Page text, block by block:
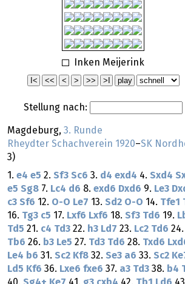
Inken Meijerink
Stellung nach:
Magdeburg, 3. Runde
Rheydter Schachverein 1920–SK
3)
1. e4 e5 2. Sf3 Sc6 3. d4 exd4 4. Sxd4
e5 Sg8 7. Lc4 d6 8. exd6 Dxd6 9. Le3
c3 Sf6 12. O-O Le7 13. Sd2 O-O 14. Tfe1
16. Tg3 c5 17. Lxf6 Lxf6 18. Sf3 Td6 19.
Td5 21. c4 Td3 22. h3 Ld7 23. Lc2 Td6 24.
Tb6 26. b3 Le5 27. Td3 Td6 28. Txd6
Le4 b6 31. Sc2 Kf8 32. Se3 a6 33. Sc2
Ld5 Kf6 36. Lxe6 fxe6 37. a3 Td3 38. b4
40. Sg4+ Ke7 41. g3 cxb4 42. Tb1 Ld6 43.